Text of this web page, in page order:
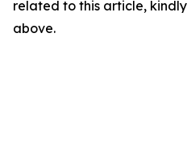
related to this article,
above.